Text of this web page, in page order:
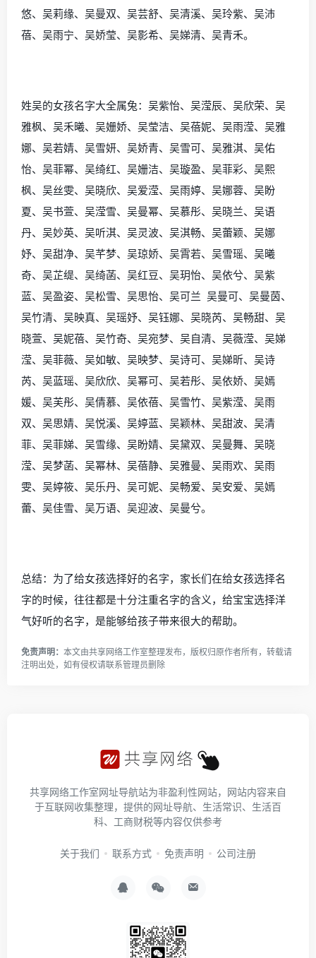
悠、吴莉缘、吴曼双、吴芸舒、吴清溪、吴玲紫、吴沛
蓓、吴雨宁、吴娇莹、吴影希、吴娣清、吴青禾。
姓吴的女孩名字大全属兔：吴紫怡、吴滢辰、吴欣荣、吴
雅枫、吴禾曦、吴姗娇、吴莹洁、吴蓓妮、吴雨滢、吴雅
娜、吴若婧、吴雪妍、吴娇青、吴雪可、吴雅淇、吴佑
怡、吴菲幂、吴绮红、吴姗洁、吴璇盈、吴菲彩、吴熙
枫、吴丝雯、吴晓欣、吴爱滢、吴雨婷、吴娜蓉、吴盼
夏、吴书萱、吴滢雪、吴曼幂、吴慕彤、吴晓兰、吴语
丹、吴妙英、吴听淇、吴灵波、吴淇畅、吴蕾颖、吴娜
妤、吴甜净、吴芊梦、吴琼娇、吴霄若、吴雪瑶、吴曦
奇、吴芷缇、吴绮菡、吴红豆、吴玥怡、吴依兮、吴紫
蓝、吴盈姿、吴松雪、吴思怡、吴可兰 吴曼可、吴曼茵、
吴竹清、吴映真、吴瑶妤、吴钰娜、吴晓芮、吴畅甜、吴
晓萱、吴妮蓓、吴竹奇、吴宛梦、吴自清、吴薇滢、吴娣
滢、吴菲薇、吴如敏、吴映梦、吴诗可、吴娣昕、吴诗
芮、吴蓝瑶、吴欣欣、吴幂可、吴若彤、吴依娇、吴嫣
媛、吴芙彤、吴倩慕、吴依蓓、吴雪竹、吴紫滢、吴雨
双、吴思婧、吴悦溪、吴婷蓝、吴颖林、吴甜波、吴清
菲、吴菲娣、吴雪缘、吴盼婧、吴黛双、吴曼舞、吴晓
滢、吴梦菡、吴幂林、吴蓓静、吴雅曼、吴雨欢、吴雨
雯、吴婷筱、吴乐丹、吴可妮、吴畅爱、吴安爱、吴嫣
蕾、吴佳雪、吴万语、吴迎波、吴曼兮。
总结：为了给女孩选择好的名字，家长们在给女孩选择名
字的时候，往往都是十分注重名字的含义，给宝宝选择洋
气好听的名字，是能够给孩子带来很大的帮助。
免责声明： 本文由共享网络工作室整理发布，版权归原作者所有，转载请
注明出处，如有侵权请联系管理员删除
共享网络工作室网址导航站为非盈利性网站，网站内容来自
于互联网收集整理，提供的网址导航、生活常识、生活百
科、工商财税等内容仅供参考
关于我们 联系方式 免责声明 公司注册